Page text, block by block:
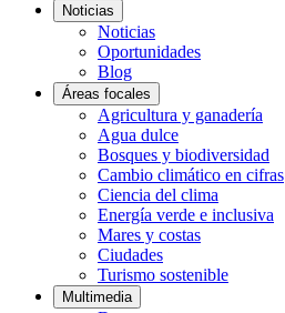
Noticias
Noticias
Oportunidades
Blog
Áreas focales
Agricultura y ganadería
Agua dulce
Bosques y biodiversidad
Cambio climático en cifras
Ciencia del clima
Energía verde e inclusiva
Mares y costas
Ciudades
Turismo sostenible
Multimedia